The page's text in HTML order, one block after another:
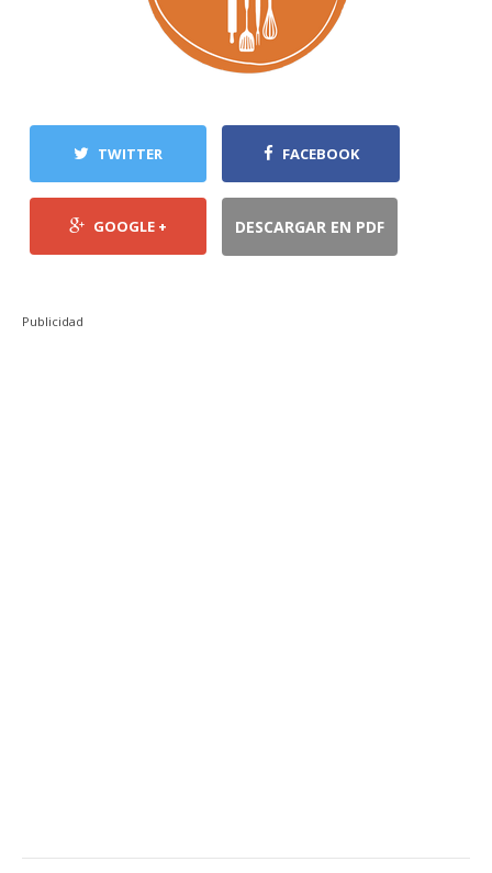
TWITTER FACEBOOK
GOOGLE + DESCARGAR EN PDF
Publicidad